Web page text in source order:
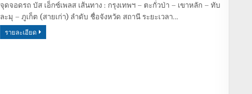
จุดจอดรถ บัส เอ็กซ์เพลส เส้นทาง : กรุงเทพฯ – ตะกั่วป่า – เขาหลัก – ทับ
ละมุ – ภูเก็ต (สายเก่า) ลำดับ ชื่อจังหวัด สถานี ระยะเวลา…
รายละเอียด